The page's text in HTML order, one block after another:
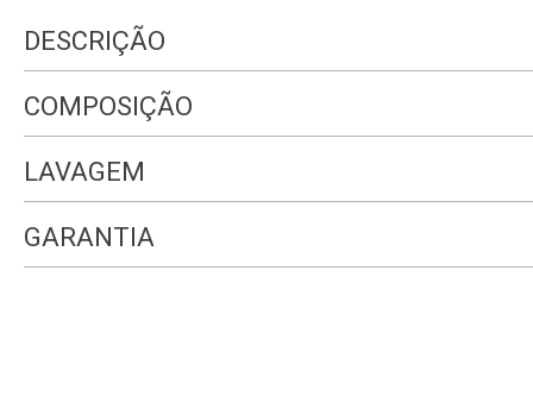
DESCRIÇÃO
COMPOSIÇÃO
LAVAGEM
GARANTIA